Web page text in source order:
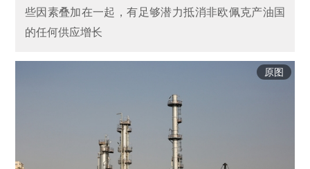
些因素叠加在一起，有足够潜力抵消非欧佩克产油国
的任何供应增长
原图